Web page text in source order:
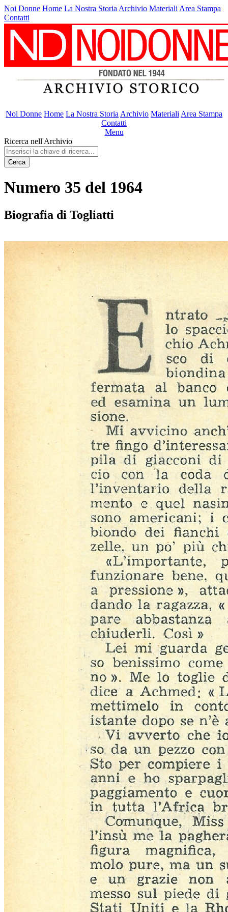
Noi Donne Home La Nostra Storia Archivio Materiali Area Stampa
Contatti
Noi Donne Home La Nostra Storia Archivio Materiali Area Stampa
Contatti
Menu
Ricerca nell'Archivio
Cerca
Numero 35 del 1964
Biografia di Togliatti